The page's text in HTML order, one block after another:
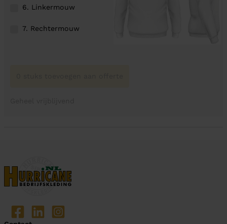
6. Linkermouw
7. Rechtermouw